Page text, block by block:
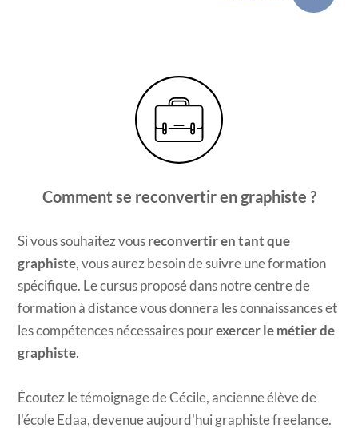
Comment se reconvertir en graphiste ?
Si vous souhaitez vous reconvertir en tant que
graphiste, vous aurez besoin de suivre une formation
spécifique. Le cursus proposé dans notre centre de
formation à distance vous donnera les connaissances et
les compétences nécessaires pourexercer le métier de
graphiste.
Écoutez le témoignage de Cécile, ancienne élève de
l'école Edaa, devenue aujourd'hui graphiste freelance.